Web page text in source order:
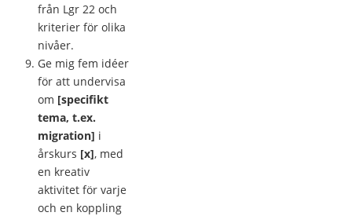
från Lgr 22 och
kriterier för olika
nivåer.
Ge mig fem idéer
för att undervisa
om [specifikt
tema, t.ex.
migration] i
årskurs [x], med
en kreativ
aktivitet för varje
och en koppling